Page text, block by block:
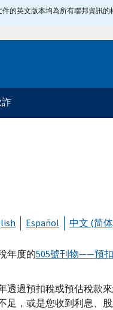
的英文版本均為所有聯邦資訊的
Español 中文 (简
年度的505號刊物——預
透過預扣稅或預估稅款
足，或是您收到利息、